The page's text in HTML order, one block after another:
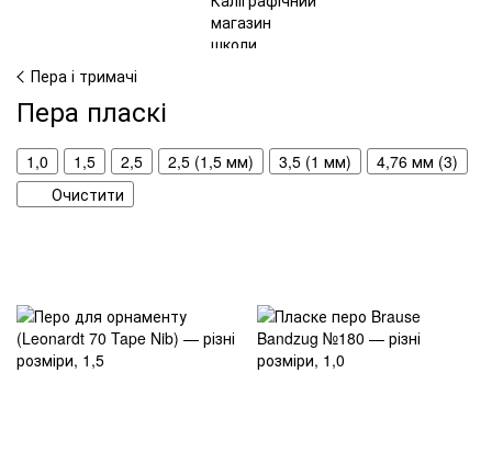
Пера і тримачі
Пера пласкі
1,0 1,5 2,5 2,5 (1,5 мм) 3,5 (1 мм)
4,76 мм (3)
Очистити